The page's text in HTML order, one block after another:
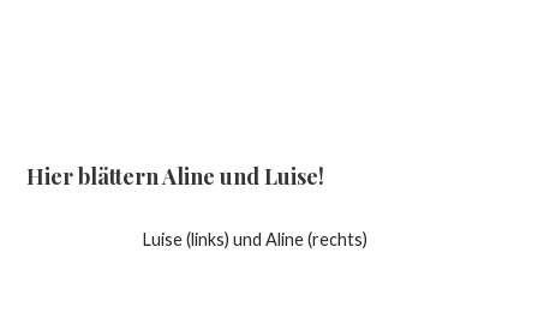
Hier blättern Aline und Luise!
Luise (links) und Aline (rechts)